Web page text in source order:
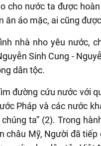
cho nước ta được
ăn áo mặc, ai cũng
nhà nho yêu nước,
Sinh Cung -
dân tộc.
đường cứu nước với
Pháp và các nước
ta” (2). Trong
châu Mỹ, Người đã